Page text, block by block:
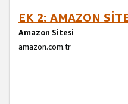
EK 2: AMAZON
Amazon Sitesi
amazon.com.tr